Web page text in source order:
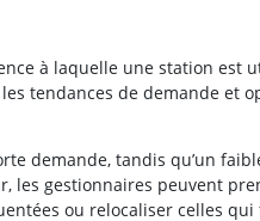
à laquelle une station est
tendances de demande et
demande, tandis qu’un
les gestionnaires peuvent
ou relocaliser celles